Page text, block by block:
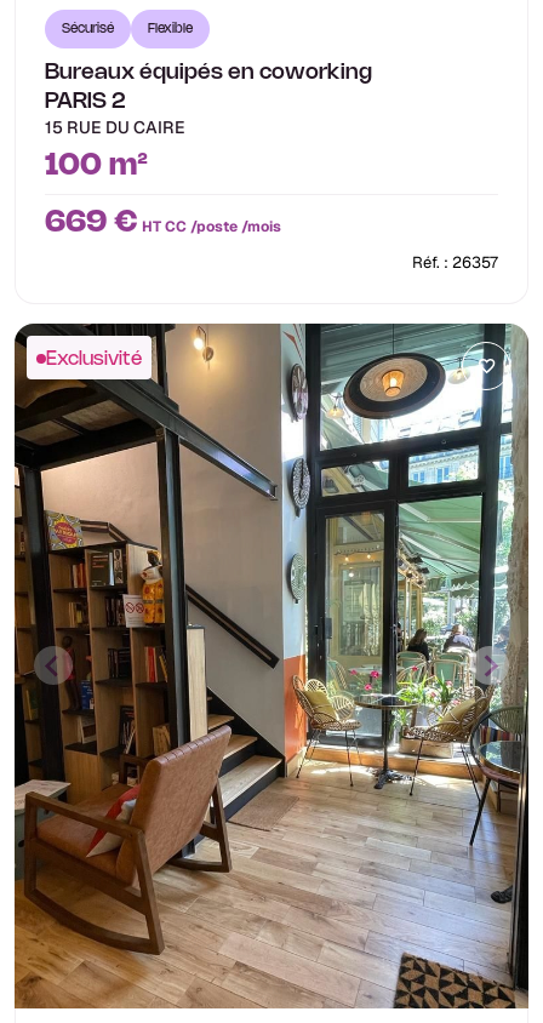
Sécurisé Flexible
Bureaux équipés en coworking
PARIS 2
15 RUE DU CAIRE
100 m²
669 € HT CC /poste /mois
Réf. : 26357
Exclusivité